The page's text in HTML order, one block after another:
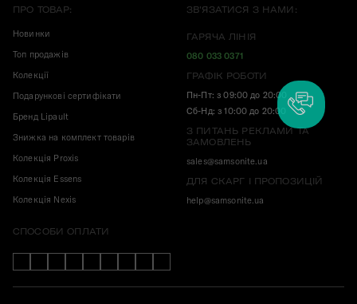
ПРО ТОВАР:
Новинки
Топ продажів
Колекції
Подарункові сертифікати
Бренд Lipault
Знижка на комплект товарів
Колекція Proxis
Колекція Essens
Колекція Nexis
ЗВ'ЯЗАТИСЯ З НАМИ:
ГАРЯЧА ЛІНІЯ
080 033 0371
ГРАФІК РОБОТИ
Пн-Пт: з 09:00 до 20:00
Сб-Нд: з 10:00 до 20:00
З ПИТАНЬ РЕКЛАМИ ТА
ЗАМОВЛЕНЬ
sales@samsonite.ua
ДЛЯ СКАРГ І ПРОПОЗИЦІЙ
help@samsonite.ua
СПОСОБИ ОПЛАТИ